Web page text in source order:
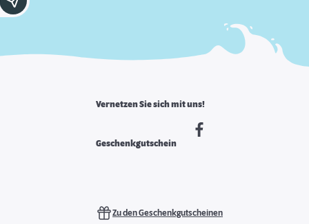
Vernetzen Sie sich mit uns!
Geschenkgutschein
Zu den Geschenkgutscheinen